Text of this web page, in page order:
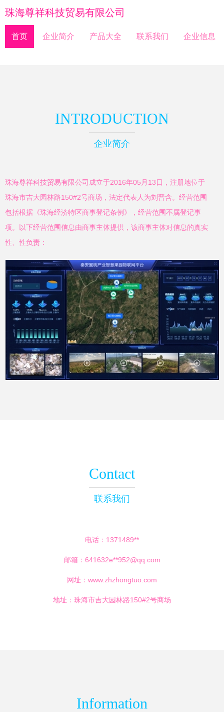
珠海尊祥科技贸易有限公司
首页 企业简介 产品大全 联系我们 企业信息
INTRODUCTION
企业简介
珠海尊祥科技贸易有限公司成立于2016年05月13日，注册地位于
珠海市吉大园林路150#2号商场，法定代表人为刘晋含。经营范围
包括根据《珠海经济特区商事登记条例》，经营范围不属登记事
项。以下经营范围信息由商事主体提供，该商事主体对信息的真实
性、性负责：
Contact
联系我们
电话：1371489**
邮箱：641632e**952@qq.com
网址： www.zhzhongtuo.com
地址：珠海市吉大园林路150#2号商场
Information